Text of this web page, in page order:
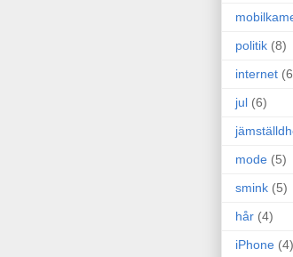
politik (8)
internet
jul (6)
mode (5)
smink (5)
hår (4)
iPhone (4)